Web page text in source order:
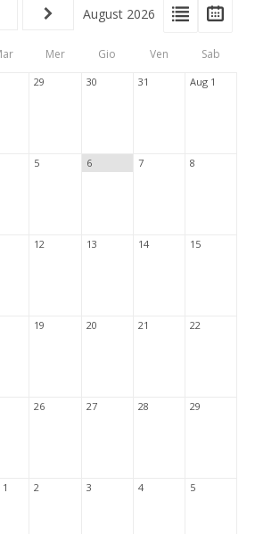
View
List
August 2026
Mer Gio Ven Sab
29 30 31 Aug 1
5 6 7 8
12 13 14 15
19 20 21 22
26 27 28 29
2 3 4 5